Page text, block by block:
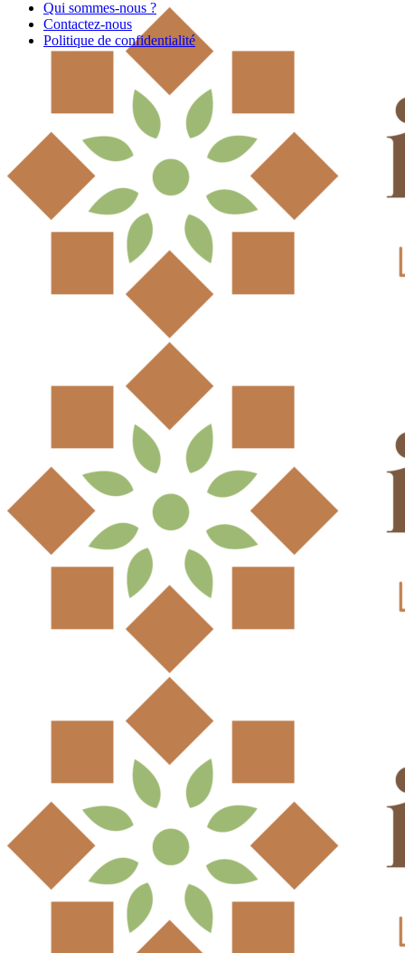
Qui sommes-nous ?
Contactez-nous
Politique de confidentialité